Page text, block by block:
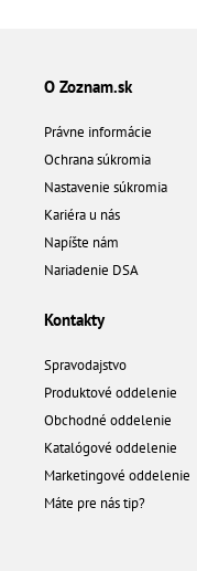
O Zoznam.sk
Právne informácie
Ochrana súkromia
Nastavenie súkromia
Kariéra u nás
Napíšte nám
Nariadenie DSA
Kontakty
Spravodajstvo
Produktové oddelenie
Obchodné oddelenie
Katalógové oddelenie
Marketingové oddelenie
Máte pre nás tip?